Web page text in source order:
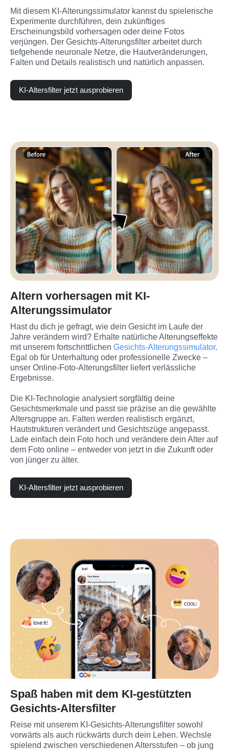
Mit diesem KI-Alterungssimulator kannst du spielerische
Experimente durchführen, dein zukünftiges
Erscheinungsbild vorhersagen oder deine Fotos
verjüngen. Der Gesichts-Alterungsfilter arbeitet durch
tiefgehende neuronale Netze, die Hautveränderungen,
Falten und Details realistisch und natürlich anpassen.
KI-Altersfilter jetzt ausprobieren
Altern vorhersagen mit KI-
Alterungssimulator
Hast du dich je gefragt, wie dein Gesicht im Laufe der
Jahre verändern wird? Erhalte natürliche Alterungseffekte
mit unserem fortschrittlichen Gesichts-Alterungssimulator.
Egal ob für Unterhaltung oder professionelle Zwecke –
unser Online-Foto-Alterungsfilter liefert verlässliche
Ergebnisse.
Die KI-Technologie analysiert sorgfältig deine
Gesichtsmerkmale und passt sie präzise an die gewählte
Altersgruppe an. Falten werden realistisch ergänzt,
Hautstrukturen verändert und Gesichtszüge angepasst.
Lade einfach dein Foto hoch und verändere dein Alter auf
dem Foto online – entweder von jetzt in die Zukunft oder
von jünger zu älter.
KI-Altersfilter jetzt ausprobieren
Spaß haben mit dem KI-gestützten
Gesichts-Altersfilter
Reise mit unserem KI-Gesichts-Alterungsfilter sowohl
vorwärts als auch rückwärts durch dein Leben. Wechsle
spielend zwischen verschiedenen Altersstufen – ob jung